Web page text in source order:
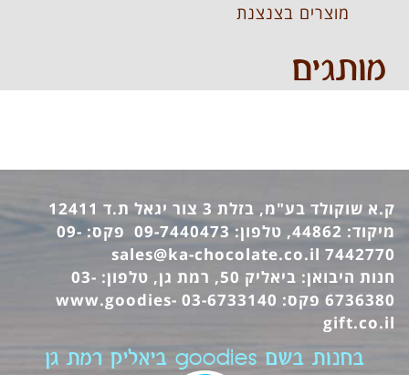
מוצרים בצנצנת
מותגים
ק.א שוקולד בע"מ, בזלת 3 צור יגאל ת.ד 12411
מיקוד: 44862, טלפון: 09-7440473 פקס: 09-
7442770
sales@ka-chocolate.co.il
חנות היבואן: ביאליק 50, רמת גן, טלפון: 03-
6736380 פקס: 03-6733140
www.goodies-
gift.co.il
בחנות בשם goodies ביאליק רמת גן